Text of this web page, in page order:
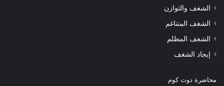
الشغف والتوازن
الشغف المتناغم
الشغف المظلم
إيجاد الشغف
محاضرة دوت كوم